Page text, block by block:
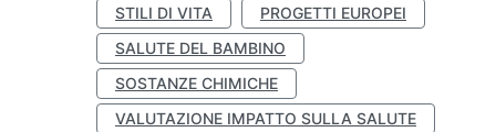
STILI DI VITA
PROGETTI EUROPEI
SALUTE DEL BAMBINO
SOSTANZE CHIMICHE
VALUTAZIONE IMPATTO SULLA SALUTE